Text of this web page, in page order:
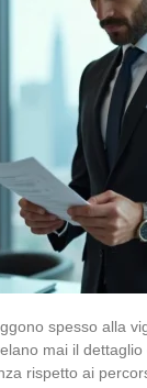
spesso alla
mai il
rispetto ai